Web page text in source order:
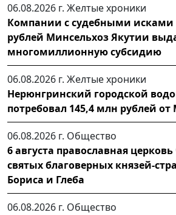
06.08.2026 г. Желтые хроники
Компании с судебными
рублей Минсельхоз Якутии
многомиллионную субсидию
06.08.2026 г. Желтые хроники
Нерюнгринский городской
потребовал 145,4 млн рублей
06.08.2026 г. Общество
6 августа православная
святых благоверных князей-
Бориса и Глеба
06.08.2026 г. Общество